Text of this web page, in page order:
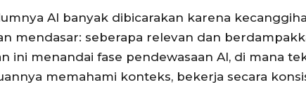
AI banyak dibicarakan karena
mendasar: seberapa relevan dan
ini menandai fase pendewasaan AI, di mana
memahami konteks, bekerja secara